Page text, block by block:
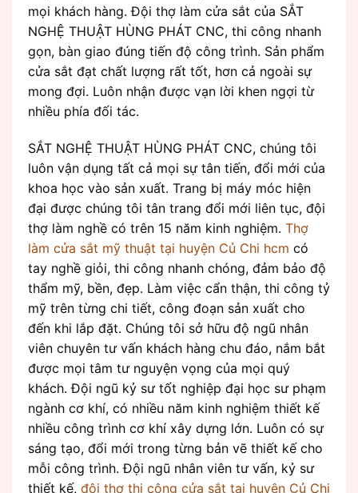
mọi khách hàng. Đội thợ làm cửa sắt của SẮT
NGHỆ THUẬT HÙNG PHÁT CNC, thi công nhanh
gọn, bàn giao đúng tiến độ công trình. Sản phẩm
cửa sắt đạt chất lượng rất tốt, hơn cả ngoài sự
mong đợi. Luôn nhận được vạn lời khen ngợi từ
nhiều phía đối tác.
SẮT NGHỆ THUẬT HÙNG PHÁT CNC, chúng tôi
luôn vận dụng tất cả mọi sự tân tiến, đổi mới của
khoa học vào sản xuất. Trang bị máy móc hiện
đại được chúng tôi tân trang đổi mới liên tục, đội
thợ làm nghề có trên 15 năm kinh nghiệm. Thợ
làm cửa sắt mỹ thuật tại huyện Củ Chi hcm có
tay nghề giỏi, thi công nhanh chóng, đảm bảo độ
thẩm mỹ, bền, đẹp. Làm việc cẩn thận, thi công tỷ
mỹ trên từng chi tiết, công đoạn sản xuất cho
đến khi lắp đặt. Chúng tôi sở hữu độ ngũ nhân
viên chuyên tư vấn khách hàng chu đáo, nắm bắt
được mọi tâm tư nguyện vọng của mọi quý
khách. Đội ngũ kỷ sư tốt nghiệp đại học sư phạm
ngành cơ khí, có nhiều năm kinh nghiệm thiết kế
nhiều công trình cơ khí xây dựng lớn. Luôn có sự
sáng tạo, đổi mới trong từng bản vẽ thiết kế cho
mỗi công trình. Đội ngũ nhân viên tư vấn, kỷ sư
thiết kế, đội thợ thi công cửa sắt tại huyện Củ Chi